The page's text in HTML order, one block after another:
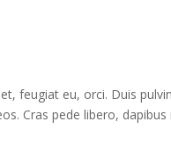
feugiat eu, orci. Duis
Cras pede libero,